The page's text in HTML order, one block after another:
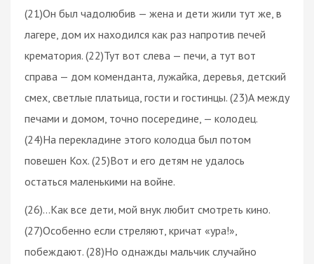
(21)Он был чадолюбив — жена и дети жили тут же, в
лагере, дом их находился как раз напротив печей
крематория. (22)Тут вот слева — печи, а тут вот
справа — дом коменданта, лужайка, деревья, детский
смех, светлые платьица, гости и гостинцы. (23)А между
печами и домом, точно посередине, — колодец.
(24)На перекладине этого колодца был потом
повешен Кох. (25)Вот и его детям не удалось
остаться маленькими на войне.
(26)…Как все дети, мой внук любит смотреть кино.
(27)Особенно если стреляют, кричат «ура!»,
побеждают. (28)Но однажды мальчик случайно